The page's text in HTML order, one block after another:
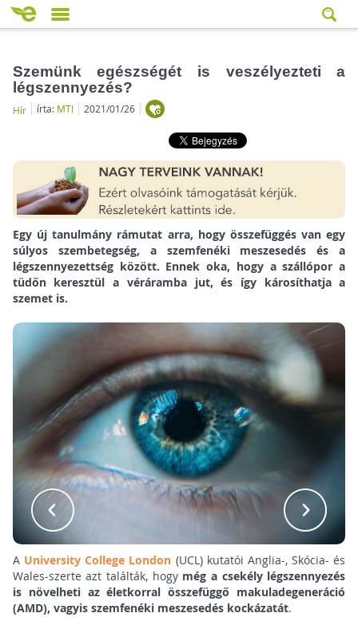
Szemünk egészségét is veszélyezteti a
légszennyezés?
Hír írta: MTI 2021/01/26
Egy új tanulmány rámutat arra, hogy összefüggés van egy
súlyos szembetegség, a szemfenéki meszesedés és a
légszennyezettség között. Ennek oka, hogy a szállópor a
tüdőn keresztül a véráramba jut, és így károsíthatja a
szemet is.
A University College London (UCL) kutatói Anglia-, Skócia- és
Wales-szerte azt találták, hogy még a csekély légszennyezés
is növelheti az életkorral összefüggő makuladegeneráció
(AMD), vagyis szemfenéki meszesedés kockázatát.